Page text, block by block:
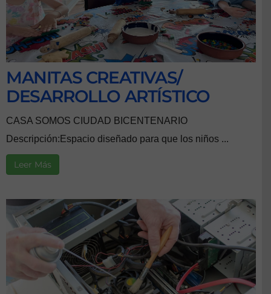
MANITAS CREATIVAS/
DESARROLLO ARTÍSTICO
CASA SOMOS CIUDAD BICENTENARIO
Descripción:Espacio diseñado para que los niños ...
Leer Más